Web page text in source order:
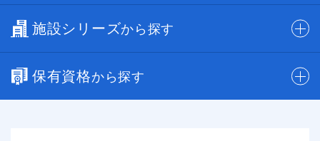
施設シリーズから探す
保有資格から探す